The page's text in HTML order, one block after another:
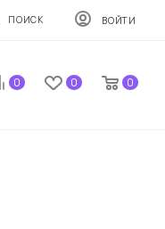
ВОЙТИ
ПОИСК
0 0 0